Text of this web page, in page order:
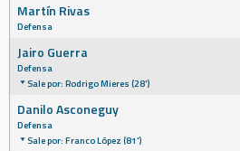
Martín Rivas
Defensa
Jairo Guerra
Defensa
Sale por: Rodrigo Mieres (28')
Danilo Asconeguy
Defensa
Sale por: Franco López (81')